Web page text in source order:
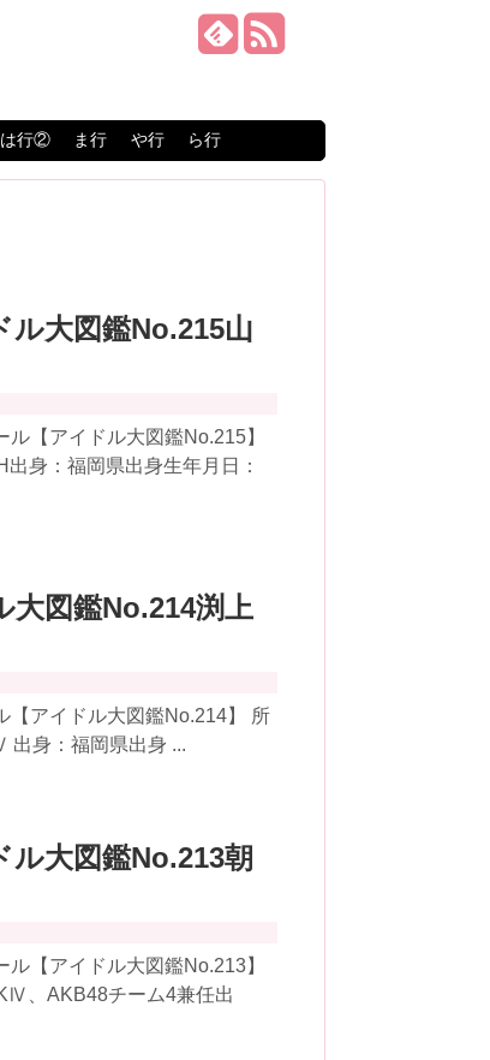
は行② ま行 や行 ら行
ル大図鑑No.215山
【アイドル大図鑑No.215】
身：福岡県出身生年月日：
大図鑑No.214渕上
【アイドル大図鑑No.214】 所
出身：福岡県出身 ...
ル大図鑑No.213朝
【アイドル大図鑑No.213】
、AKB48チーム4兼任出